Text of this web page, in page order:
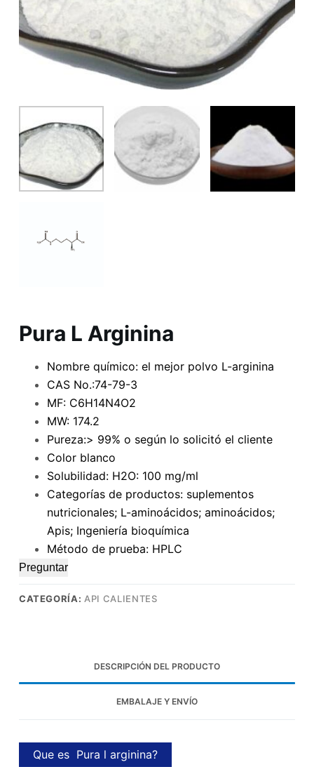
Pura L Arginina
Nombre químico: el mejor polvo L-arginina
CAS No.:74-79-3
MF: C6H14N4O2
MW: 174.2
Pureza:> 99% o según lo solicitó el cliente
Color blanco
Solubilidad: H2O: 100 mg/ml
Categorías de productos: suplementos
nutricionales; L-aminoácidos; aminoácidos;
Apis; Ingeniería bioquímica
Método de prueba: HPLC
Preguntar
CATEGORÍA:API CALIENTES
DESCRIPCIÓN DEL PRODUCTO
EMBALAJE Y ENVÍO
Que esPura l arginina?